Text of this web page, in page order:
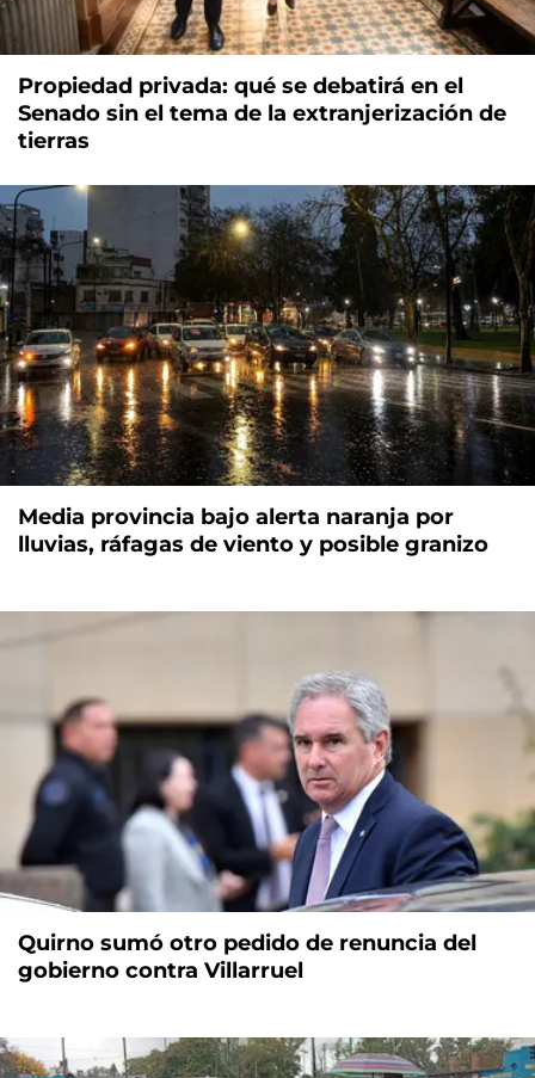
Propiedad privada: qué se debatirá en el
Senado sin el tema de la extranjerización de
tierras
Media provincia bajo alerta naranja por
lluvias, ráfagas de viento y posible granizo
Quirno sumó otro pedido de renuncia del
gobierno contra Villarruel